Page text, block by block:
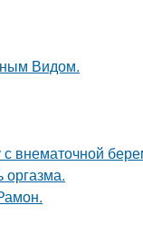
Видом.
внематочной
оргазма.